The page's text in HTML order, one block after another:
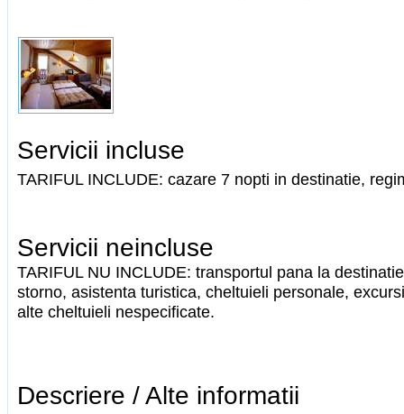
Servicii incluse
TARIFUL INCLUDE: cazare 7 nopti in destinatie,
Servicii neincluse
TARIFUL NU INCLUDE: transportul pana la
storno, asistenta turistica, cheltuieli personale,
alte cheltuieli nespecificate.
Descriere / Alte informatii